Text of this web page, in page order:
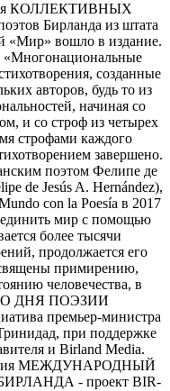
КОЛЛЕКТИВНЫХ
Бирланда из штата
«Мир» вошло в издание.
«Многонациональные
созданные
авторов, будь то из
начиная со
и со строф из четырех
строфами каждого
завершено.
поэтом Фелипе де
de Jesús A. Hernández),
con la Poesía в 2017
мир с помощью
более тысячи
продолжается его
примирению,
человечества, в
ДНЯ ПОЭЗИИ
премьер-министра
при поддержке
и Birland Media.
МЕЖДУНАРОДНЫЙ
- проект BIR-